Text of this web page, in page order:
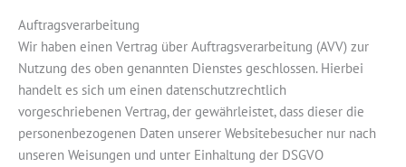
Auftragsverarbeitung
Wir haben einen Vertrag über Auftragsverarbeitung (AVV) zur
Nutzung des oben genannten Dienstes geschlossen. Hierbei
handelt es sich um einen datenschutzrechtlich
vorgeschriebenen Vertrag, der gewährleistet, dass dieser die
personenbezogenen Daten unserer Websitebesucher nur nach
unseren Weisungen und unter Einhaltung der DSGVO